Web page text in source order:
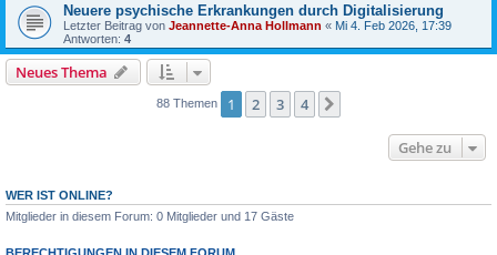
Neuere psychische Erkrankungen durch Digitalisierung
Letzter Beitrag von Jeannette-Anna Hollmann « Mi 4. Feb 2026, 17:39
Antworten: 4
Neues Thema
88 Themen 1 2 3 4
Gehe zu
WER IST ONLINE?
Mitglieder in diesem Forum: 0 Mitglieder und 17 Gäste